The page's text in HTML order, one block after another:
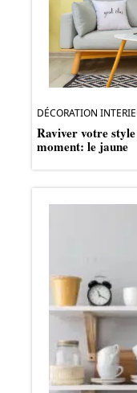
DÉCORATION
Raviver votre
moment: le jaune